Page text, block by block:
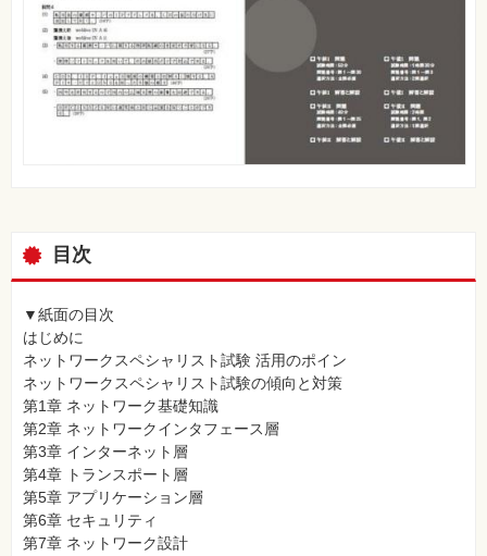
目次
▼紙面の目次
はじめに
ネットワークスペシャリスト試験 活用のポイン
ネットワークスペシャリスト試験の傾向と対策
第1章 ネットワーク基礎知識
第2章 ネットワークインタフェース層
第3章 インターネット層
第4章 トランスポート層
第5章 アプリケーション層
第6章 セキュリティ
第7章 ネットワーク設計